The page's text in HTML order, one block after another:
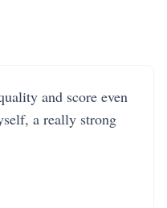
and score even
a really strong